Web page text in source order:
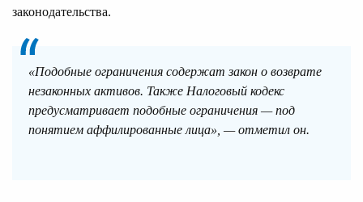
законодательства.
«Подобные ограничения содержат закон о возврате
незаконных активов. Также Налоговый кодекс
предусматривает подобные ограничения — под
понятием аффилированные лица», — отметил он.